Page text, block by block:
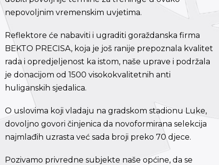
nepovoljnim vremenskim uvjetima.
Reflektore će nabaviti i ugraditi goraždanska firma
BEKTO PRECISA, koja je još ranije prepoznala kvalitet
rada i opredjeljenost ka istom, naše uprave i podržala
je donacijom od 1500 visokokvalitetnih anti
huliganskih sjedalica.
O uslovima koji vladaju na gradskom stadionu Luke,
dovoljno govori činjenica da novoformirana selekcija
najmlađih uzrasta već sada broji preko 70 djece.
Pozivamo privredne subjekte naše općine, da se